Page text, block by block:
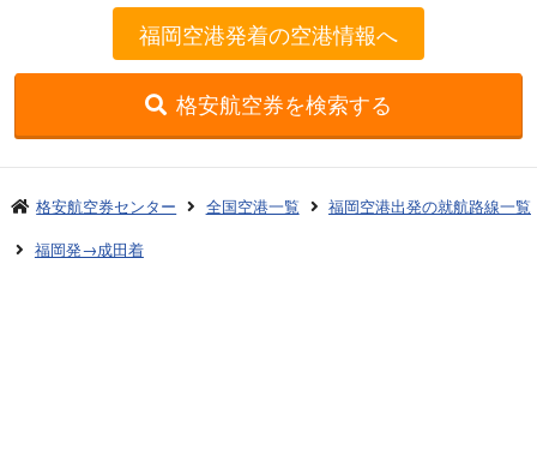
福岡空港発着の空港情報へ
格安航空券を検索する
格安航空券センター 全国空港一覧
福岡空港出発の就航路線一覧
福岡発→成田着